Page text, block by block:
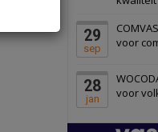
29
sep
voor
28
jan
voor
22 september 2026
28 september 2026